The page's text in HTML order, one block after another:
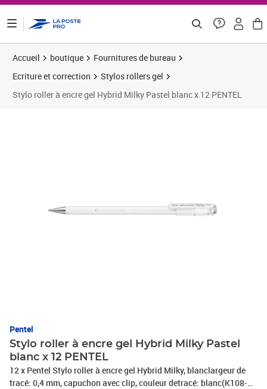
Accueil boutique
Fournitures de bureau
Ecriture et correction
Stylos rollers gel
Stylo roller à encre gel Hybrid Milky Pastel blanc x 12 PENTEL
Pentel
Stylo roller à encre gel Hybrid Milky Pastel
blanc x 12 PENTEL
12 x Pentel Stylo roller à encre gel Hybrid Milky, blanclargeur de
tracé: 0,4 mm, capuchon avec clip, couleur detracé: blanc(K108-